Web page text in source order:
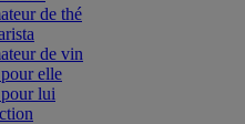
de thé
de vin
elle
lui